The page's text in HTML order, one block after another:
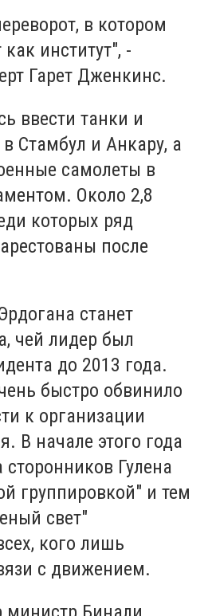
в котором
институт", -
Гарет Дженкинс.
ввести танки и
Стамбул и Анкару, а
самолеты в
Около 2,8
которых ряд
после
станет
чей лидер был
до 2013 года.
быстро обвинило
к организации
В начале этого года
Гулена
группировкой" и тем
свет"
кого лишь
с движением.